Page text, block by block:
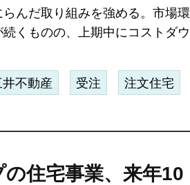
んだ取り組みを強める。市場環
くものの、上期中にコストダウ
井不動産 受注 注文住宅
の住宅事業、来年10